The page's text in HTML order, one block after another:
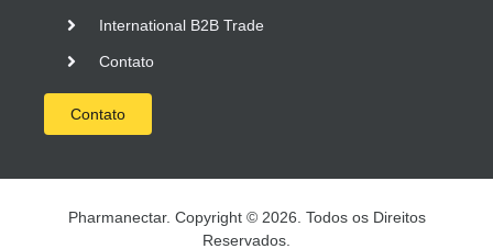
International B2B Trade
Contato
Contato
Pharmanectar. Copyright © 2026. Todos os Direitos
Reservados.